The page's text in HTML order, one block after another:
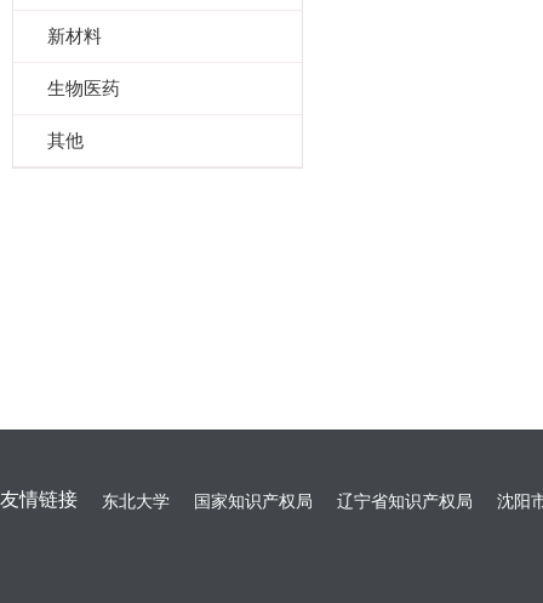
新材料
生物医药
其他
友情链接 东北大学 国家知识产权局 辽宁省知识产权局 沈阳